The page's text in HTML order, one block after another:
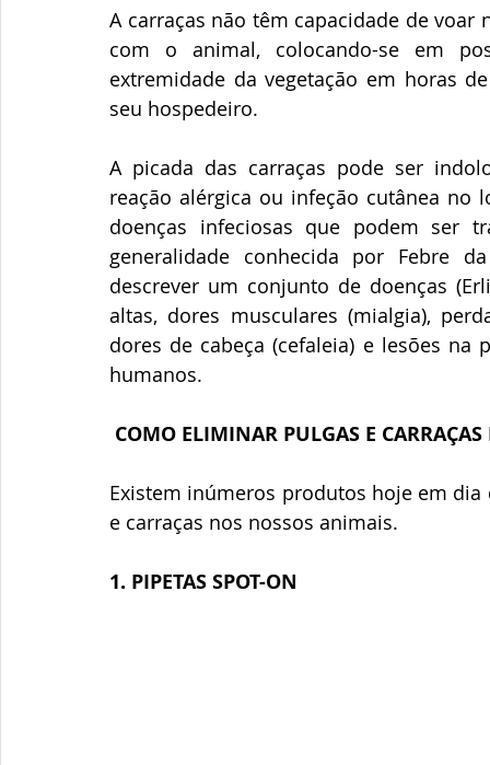
A carraças não têm capacidade de
com o animal, colocando-se em
extremidade da vegetação em horas
seu hospedeiro.
A picada das carraças pode ser
reação alérgica ou infeção cutânea
doenças infeciosas que podem ser
generalidade conhecida por Febre
descrever um conjunto de doenças
altas, dores musculares (mialgia),
dores de cabeça (cefaleia) e lesões na
humanos.
COMO ELIMINAR PULGAS E
Existem inúmeros produtos hoje em
e carraças nos nossos animais.
1. PIPETAS SPOT-ON